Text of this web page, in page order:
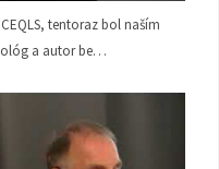
tentoraz bol naším
a autor be…